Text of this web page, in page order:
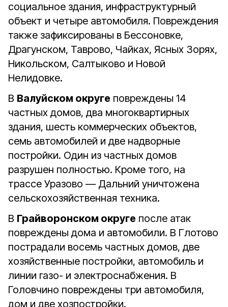
социальное здания, инфраструктурный
объект и четыре автомобиля. Повреждения
также зафиксированы в Бессоновке,
Драгунском, Таврово, Чайках, Ясных Зорях,
Никольском, Салтыково и Новой
Нелидовке.
В Валуйском округе повреждены 14
частных домов, два многоквартирных
здания, шесть коммерческих объектов,
семь автомобилей и две надворные
постройки. Один из частных домов
разрушен полностью. Кроме того, на
трассе Уразово — Дальний уничтожена
сельскохозяйственная техника.
В Грайворонском округе после атак
повреждены дома и автомобили. В Глотово
пострадали восемь частных домов, две
хозяйственные постройки, автомобиль и
линии газо- и электроснабжения. В
Головчино повреждены три автомобиля,
дом и две хозпостройки.